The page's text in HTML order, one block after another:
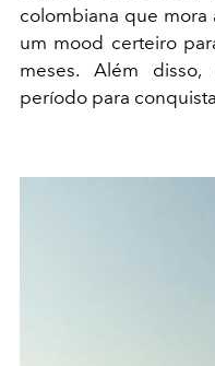
colombiana que mora
um mood certeiro
meses. Além
período para